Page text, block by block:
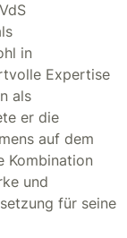
in
Expertise
als
er die
auf dem
Kombination
und
für seine